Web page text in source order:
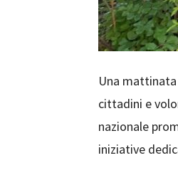
Una
cittadini e
nazionale
iniziative